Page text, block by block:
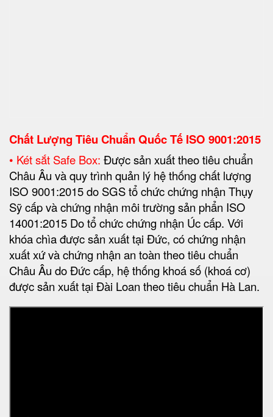
Thông Số Kĩ Thuật
Model
Két Sắt Vân Tay
BEMCUS627F
Trọng Lượng
300 ± 10Kg
Kích thước ngoài
Cao 627 * Rộng 1340 * Sâu
* 500 mm
Ưu Điểm
Để Tiền, Hồ Sơ, Giấy Tờ
Quan Trọng.....